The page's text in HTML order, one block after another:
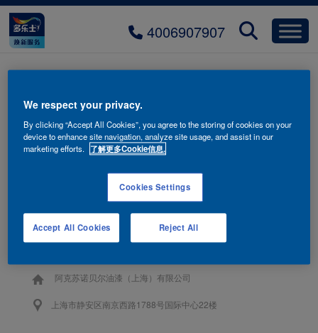
4006907907
多乐士泊真系列 VOC及SVOC释
放含量趋于0
联系我们
阿克苏诺贝尔油漆（上海）有限公司
上海市静安区南京西路1788号国际中心22楼
We respect your privacy.
By clicking “Accept All Cookies”, you agree to the storing of cookies on your
device to enhance site navigation, analyze site usage, and assist in our
marketing efforts. 了解更多Cookie信息.
Cookies Settings
Reject All
Accept All Cookies